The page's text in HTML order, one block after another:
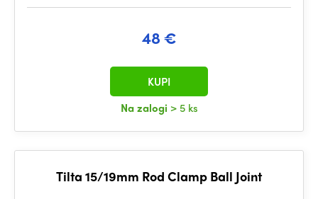
48 €
Na zalogi > 5 ks
KUPI
Tilta 15/19mm Rod Clamp Ball Joint